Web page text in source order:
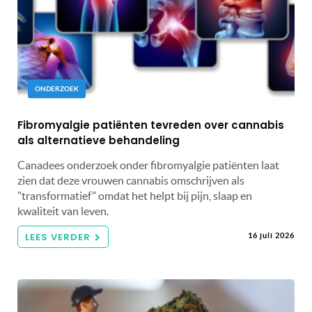
ONDERZOEK
Fibromyalgie patiënten tevreden over cannabis
als alternatieve behandeling
Canadees onderzoek onder fibromyalgie patiënten laat
zien dat deze vrouwen cannabis omschrijven als
"transformatief" omdat het helpt bij pijn, slaap en
kwaliteit van leven.
LEES VERDER 16 juli 2026